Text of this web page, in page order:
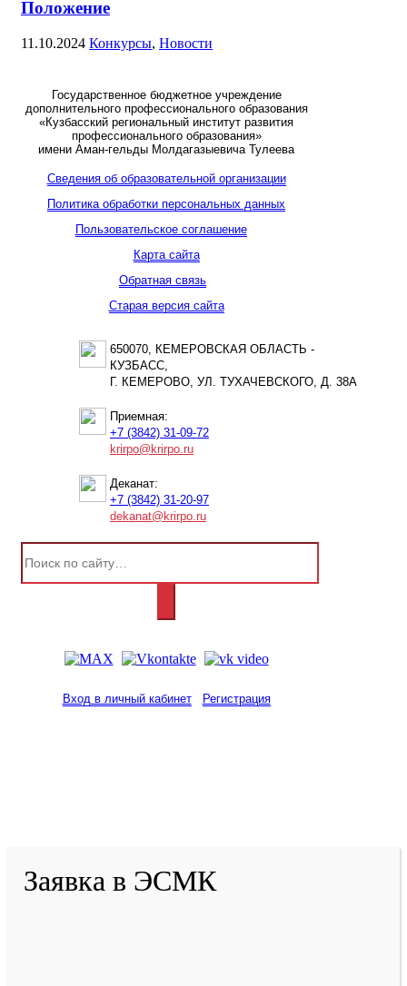
Положение
11.10.2024 Конкурсы, Новости
Государственное бюджетное учреждение
дополнительного профессионального образования
«Кузбасский региональный институт развития
профессионального образования»
имени Аман-гельды Молдагазыевича Тулеева
Сведения об образовательной организации
Политика обработки персональных данных
Пользовательское соглашение
Карта сайта
Обратная связь
Старая версия сайта
650070, КЕМЕРОВСКАЯ ОБЛАСТЬ -
КУЗБАСС,
Г. КЕМЕРОВО, УЛ. ТУХАЧЕВСКОГО, Д. 38А
Приемная:
+7 (3842) 31-09-72
krirpo@krirpo.ru
Деканат:
+7 (3842) 31-20-97
dekanat@krirpo.ru
Вход в личный кабинет Регистрация
Заявка в ЭСМК